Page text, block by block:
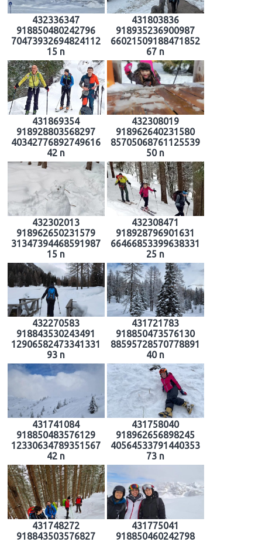
432336347
918850480242796
70473932694824112
15 n
431803836
918935236900987
66021509188471852
67 n
431869354
918928803568297
40342776892749616
42 n
432308019
918962640231580
85705068761125539
50 n
432302013
918962650231579
31347394468591987
15 n
432308471
918928796901631
66466853399638331
25 n
432270583
918843530243491
12906582473341331
93 n
431721783
918850473576130
88595728570778891
40 n
431741084
918850483576129
12330634789351567
42 n
431758040
918962656898245
40564533791440353
73 n
431748272
918843503576827
431775041
918850460242798